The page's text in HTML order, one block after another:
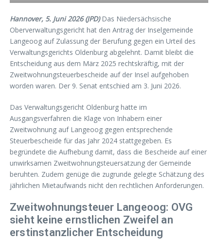
Hannover, 5. Juni 2026 (JPD)Das Niedersächsische
Oberverwaltungsgericht hat den Antrag der Inselgemeinde
Langeoog auf Zulassung der Berufung gegen ein Urteil des
Verwaltungsgerichts Oldenburg abgelehnt. Damit bleibt die
Entscheidung aus dem März 2025 rechtskräftig, mit der
Zweitwohnungsteuerbescheide auf der Insel aufgehoben
worden waren. Der 9. Senat entschied am 3. Juni 2026.
Das Verwaltungsgericht Oldenburg hatte im
Ausgangsverfahren die Klage von Inhabern einer
Zweitwohnung auf Langeoog gegen entsprechende
Steuerbescheide für das Jahr 2024 stattgegeben. Es
begründete die Aufhebung damit, dass die Bescheide auf einer
unwirksamen Zweitwohnungsteuersatzung der Gemeinde
beruhten. Zudem genüge die zugrunde gelegte Schätzung des
jährlichen Mietaufwands nicht den rechtlichen Anforderungen.
Zweitwohnungsteuer Langeoog: OVG
sieht keine ernstlichen Zweifel an
erstinstanzlicher Entscheidung